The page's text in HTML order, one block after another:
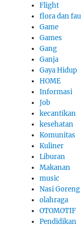
Flight
flora dan
Game
Games
Gang
Ganja
Gaya Hidup
HOME
Informasi
Job
kecantikan
kesehatan
Komunitas
Kuliner
Liburan
Makanan
music
Nasi Goreng
olahraga
OTOMOTIF
Pendidikan